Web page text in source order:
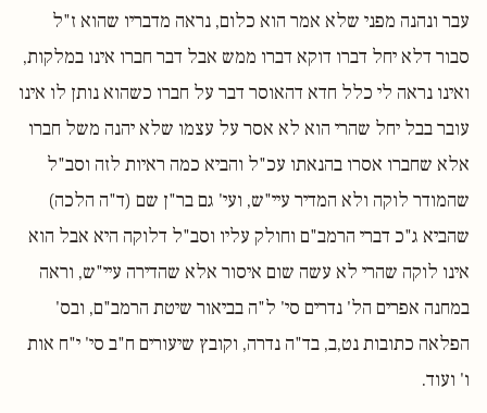
עבר ונהנה מפני שלא אמר הוא כלום, נראה מדבריו שהוא ז"ל
סבור דלא יחל דברו דוקא דברו ממש אבל דבר חברו אינו במלקות,
ואינו נראה לי כלל חדא דהאוסר דבר על חברו כשהוא נותן לו אינו
עובר בבל יחל שהרי הוא לא אסר על עצמו שלא יהנה משל חברו
אלא שחברו אסרו בהנאתו עכ"ל והביא כמה ראיות לזה וסב"ל
שהמודר לוקה ולא המדיר עיי"ש, ועי' גם בר"ן שם (ד"ה הלכה)
שהביא ג"כ דברי הרמב"ם וחולק עליו וסב"ל דלוקה היא אבל הוא
אינו לוקה שהרי לא עשה שום איסור אלא שהדירה עיי"ש, וראה
במחנה אפרים הל' נדרים סי' ל"ה בביאור שיטת הרמב"ם, ובס'
הפלאה כתובות נט,ב, בד"ה נדרה, וקובץ שיעורים ח"ב סי' י"ח אות
ו' ועוד.